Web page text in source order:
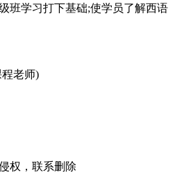
班学习打下基础;使学员了解西语
老师)
权，联系删除